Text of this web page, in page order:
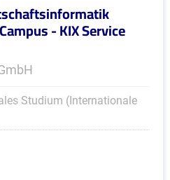
- KIX Service
Studium (Internationale